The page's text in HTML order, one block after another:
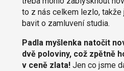
to z nás celkem lezlo,
bavit o zamluvení studia.
Padla myšlenka natočit
dvě poloviny, což zpětně
v ceně zlata!Jen co jsme